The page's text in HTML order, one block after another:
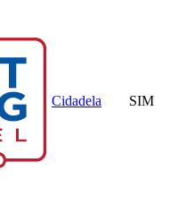
Cidadela SIM